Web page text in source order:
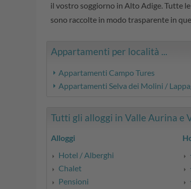
il vostro soggiorno in Alto Adige. Tutte
sono raccolte in modo trasparente in
Appartamenti per località ...
Appartamenti Campo Tures
Appartamenti Selva dei Molini /
Tutti gli alloggi in Valle Aurina e
Alloggi
Hotel / Alberghi
Chalet
Pensioni